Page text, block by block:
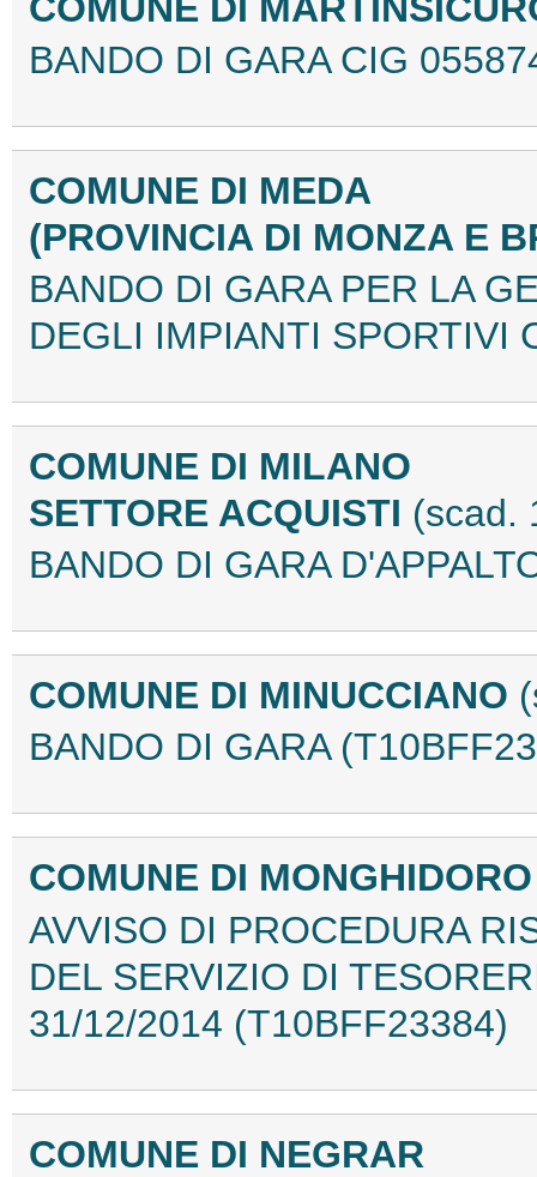
BANDO DI GARA CIG
COMUNE DI MEDA
(PROVINCIA DI MONZA E
BANDO DI GARA PER LA
DEGLI IMPIANTI SPORTIVI
COMUNE DI MILANO
SETTORE ACQUISTI (scad.
BANDO DI GARA
COMUNE DI MINUCCIANO
BANDO DI GARA
COMUNE DI
AVVISO DI PROCEDURA
DEL SERVIZIO DI
31/12/2014 (T10BFF23384)
COMUNE DI NEGRAR